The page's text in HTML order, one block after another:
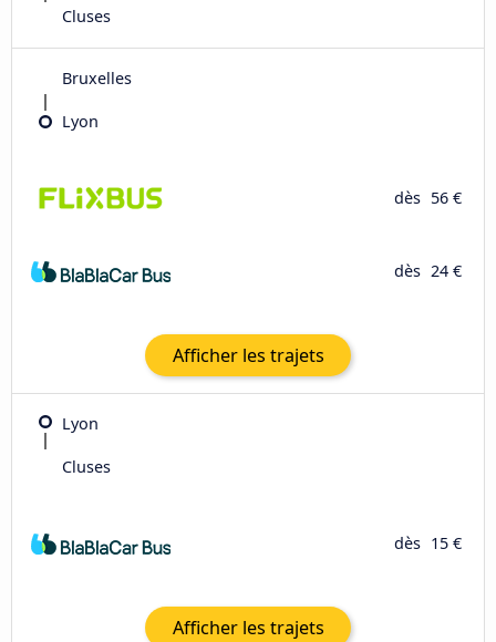
Cluses
Bruxelles
Lyon
dès 56 €
dès 24 €
Afficher les trajets
Lyon
Cluses
dès 15 €
Afficher les trajets